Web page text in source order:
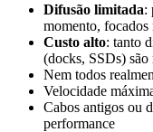
Difusão limitada:
momento,
Custo alto: tanto
(docks, SSDs) são
Nem todos
Velocidade
Cabos antigos ou
performance